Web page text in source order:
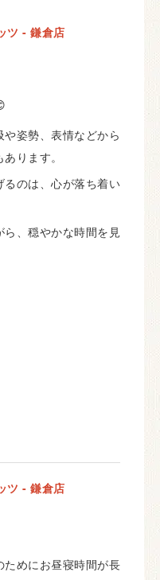
ツ - 鎌倉店
姿勢、表情などから
ります。
のは、心が落ち着い
、穏やかな時間を見
ツ - 鎌倉店
めにお昼寝時間が長